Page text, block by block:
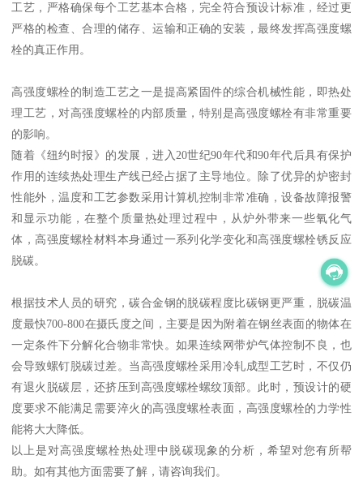
工艺，严格确保每个工艺基本合格，完全符合预设计标准，经过更
严格的检查、合理的储存、运输和正确的安装，最终发挥高强度螺
栓的真正作用。
高强度螺栓的制造工艺之一是提高紧固件的综合机械性能，即热处
理工艺，对高强度螺栓的内部质量，特别是高强度螺栓有非常重要
的影响。
随着《纽约时报》的发展，进入20世纪90年代和90年代后具有保护
作用的连续热处理生产线已经占据了主导地位。除了优异的炉密封
性能外，温度和工艺参数采用计算机控制非常准确，设备故障报警
和显示功能，在整个质量热处理过程中，从炉外带来一些氧化气
体，高强度螺栓材料本身通过一系列化学变化和高强度螺栓锈反应
脱碳。
根据技术人员的研究，碳合金钢的脱碳程度比碳钢更严重，脱碳温
度最快700-800在摄氏度之间，主要是因为附着在钢丝表面的物体在
一定条件下分解化合物非常快。如果连续网带炉气体控制不良，也
会导致螺钉脱碳过差。当高强度螺栓采用冷轧成型工艺时，不仅仍
有退火脱碳层，还挤压到高强度螺栓螺纹顶部。此时，预设计的硬
度要求不能满足需要淬火的高强度螺栓表面，高强度螺栓的力学性
能将大大降低。
以上是对高强度螺栓热处理中脱碳现象的分析，希望对您有所帮
助。如有其他方面需要了解，请咨询我们。